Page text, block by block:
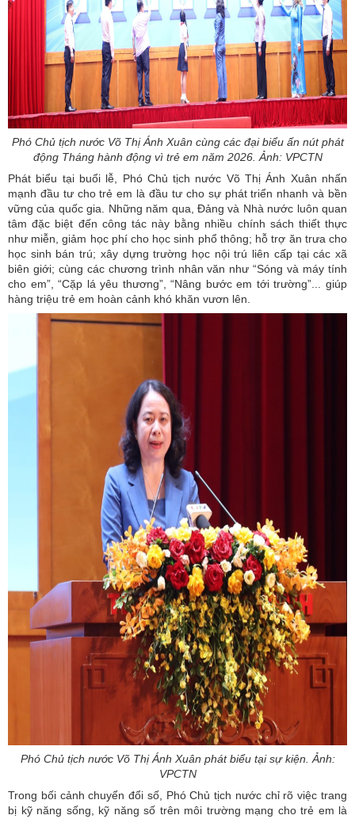
Phó Chủ tịch nước Võ Thị Ánh Xuân cùng các đại biểu ấn nút phát
động Tháng hành động vì trẻ em năm 2026. Ảnh: VPCTN
Phát biểu tại buổi lễ, Phó Chủ tịch nước Võ Thị Ánh Xuân nhấn
mạnh đầu tư cho trẻ em là đầu tư cho sự phát triển nhanh và bền
vững của quốc gia. Những năm qua, Đảng và Nhà nước luôn quan
tâm đặc biệt đến công tác này bằng nhiều chính sách thiết thực
như miễn, giảm học phí cho học sinh phổ thông; hỗ trợ ăn trưa cho
học sinh bán trú; xây dựng trường học nội trú liên cấp tại các xã
biên giới; cùng các chương trình nhân văn như “Sóng và máy tính
cho em”, “Cặp lá yêu thương”, “Nâng bước em tới trường”... giúp
hàng triệu trẻ em hoàn cảnh khó khăn vươn lên.
Phó Chủ tịch nước Võ Thị Ánh Xuân phát biểu tại sự kiện. Ảnh:
VPCTN
Trong bối cảnh chuyển đổi số, Phó Chủ tịch nước chỉ rõ việc trang
bị kỹ năng sống, kỹ năng số trên môi trường mạng cho trẻ em là